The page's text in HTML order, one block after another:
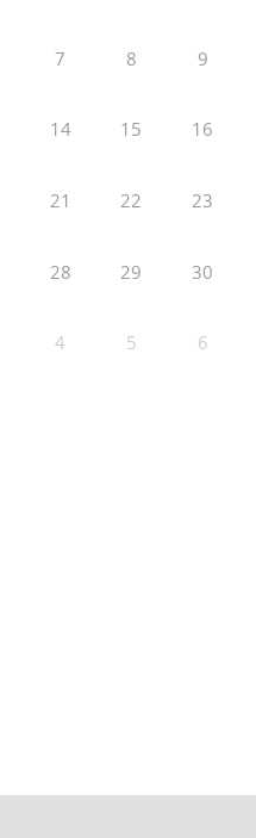
7 8 9
14 15 16
21 22 23
28 29 30
4 5 6